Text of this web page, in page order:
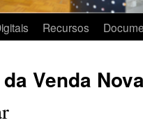
Recursos
Venda